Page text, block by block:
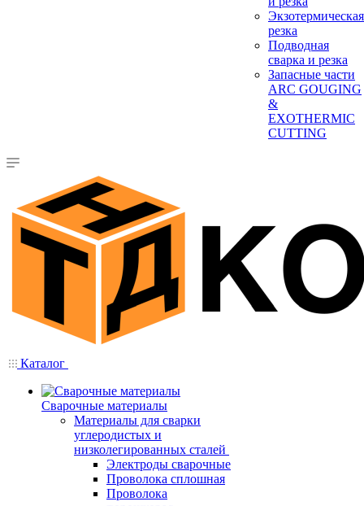
Экзотермическая
резка
Подводная
сварка и резка
Запасные части
ARC GOUGING
&
EXOTHERMIC
CUTTING
Каталог
Сварочные материалы
Материалы для сварки
углеродистых и
низколегированных сталей
Электроды сварочные
Проволока сплошная
Проволока